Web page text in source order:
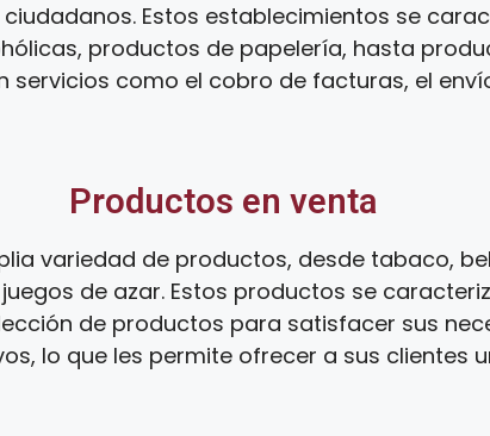
Estos establecimientos se
productos de papelería, hasta
como el cobro de facturas, el
Productos en venta
variedad de productos, desde tabaco,
de azar. Estos productos se
de productos para satisfacer sus
lo que les permite ofrecer a sus clientes